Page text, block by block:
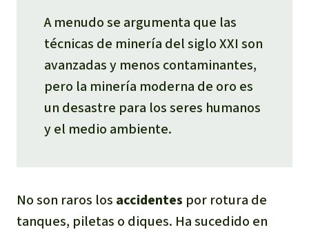
A menudo se argumenta que las
técnicas de minería del siglo XXI son
avanzadas y menos contaminantes,
pero la minería moderna de oro es
un desastre para los seres humanos
y el medio ambiente.
No son raros los accidentes por rotura de
tanques, piletas o diques. Ha sucedido en